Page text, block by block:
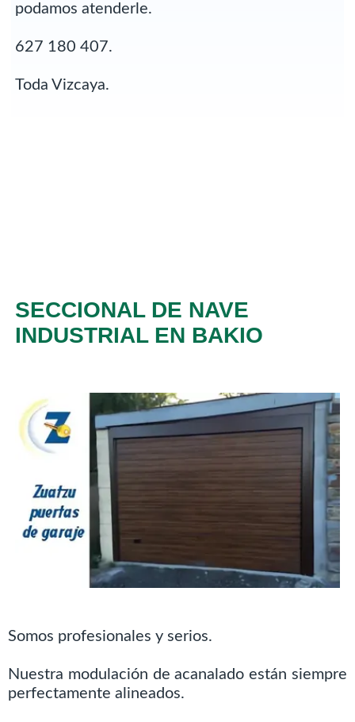
podamos atenderle.
627 180 407.
Toda Vizcaya.
SECCIONAL DE NAVE
INDUSTRIAL EN BAKIO
Somos profesionales y serios.
Nuestra modulación de acanalado están siempre
perfectamente alineados.